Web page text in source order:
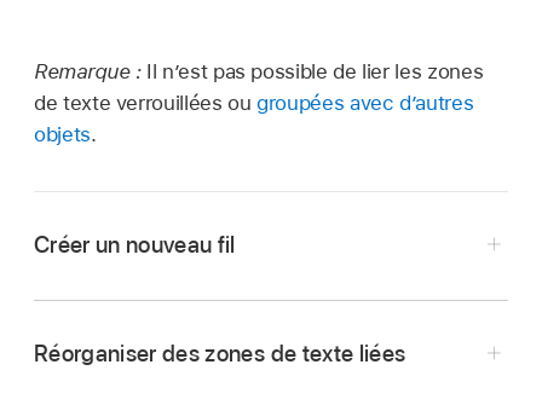
Remarque : Il n’est pas possible de lier les zones
de texte verrouillées ougroupées avec d’autres
objets.
Créer un nouveau fil
Réorganiser des zones de texte liées